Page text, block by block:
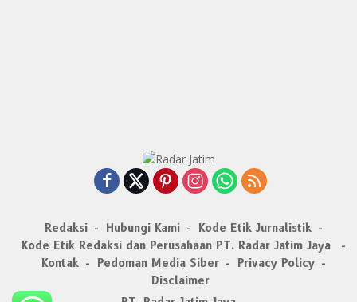
Redaksi Hubungi Kami
Kode Etik Jurnalistik
Kode Etik Redaksi dan Perusahaan PT. Radar Jatim Jaya
Kontak
Pedoman Media Siber
Privacy Policy
Disclaimer